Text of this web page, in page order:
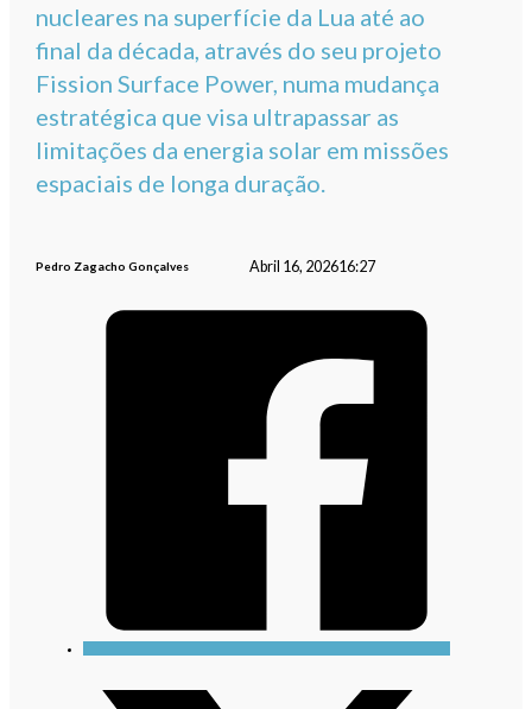
nucleares na superfície da Lua até ao
final da década, através do seu projeto
Fission Surface Power, numa mudança
estratégica que visa ultrapassar as
limitações da energia solar em missões
espaciais de longa duração.
Pedro Zagacho Gonçalves Abril 16, 202616:27